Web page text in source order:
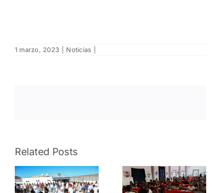
1 marzo, 2023 Noticias
Related PostsConcluye
Policía Vial
Preventiva
a mujer
privada de